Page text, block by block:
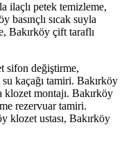
ilaçlı petek temizleme,
basınçlı sıcak suyla
Bakırköy çift taraflı
sifon değiştirme,
kaçağı tamiri. Bakırköy
klozet montajı. Bakırköy
rezervuar tamiri.
klozet ustası, Bakırköy